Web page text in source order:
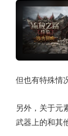
但也有特殊情
另外，关于元
武器上的和其